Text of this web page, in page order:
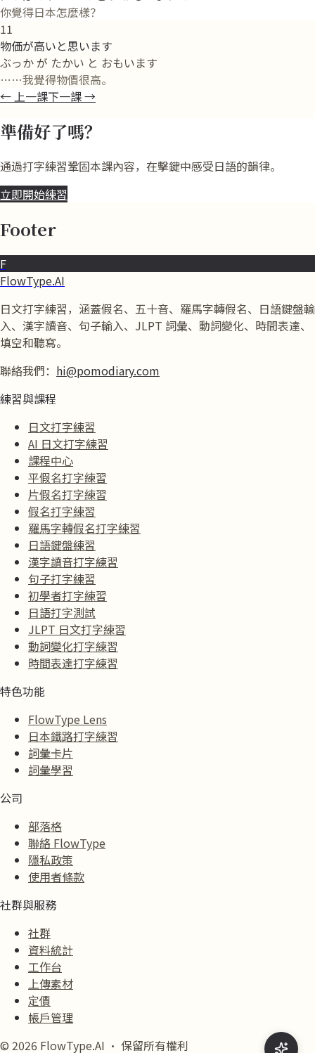
你覺得日本怎麼樣？
11
物価が高いと思います
ぶっか が たかい と おもいます
……我覺得物價很高。
←上一課下一課→
準備好了嗎？
通過打字練習鞏固本課內容，在擊鍵中感受日語的韻律。
立即開始練習
Footer
F
FlowType.AI
日文打字練習，涵蓋假名、五十音、羅馬字轉假名、日語鍵盤輸
入、漢字讀音、句子輸入、JLPT 詞彙、動詞變化、時間表達、
填空和聽寫。
聯絡我們： hi@pomodiary.com
練習與課程
日文打字練習
AI 日文打字練習
課程中心
平假名打字練習
片假名打字練習
假名打字練習
羅馬字轉假名打字練習
日語鍵盤練習
漢字讀音打字練習
句子打字練習
初學者打字練習
日語打字測試
JLPT 日文打字練習
動詞變化打字練習
時間表達打字練習
特色功能
FlowType Lens
日本鐵路打字練習
詞彙卡片
詞彙學習
公司
部落格
聯絡 FlowType
隱私政策
使用者條款
社群與服務
社群
資料統計
工作台
上傳素材
定價
帳戶管理
© 2026 FlowType.AI · 保留所有權利